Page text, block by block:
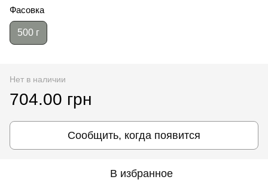
Фасовка
500 г
Нет в наличии
704.00 грн
Сообщить, когда появится
В избранное